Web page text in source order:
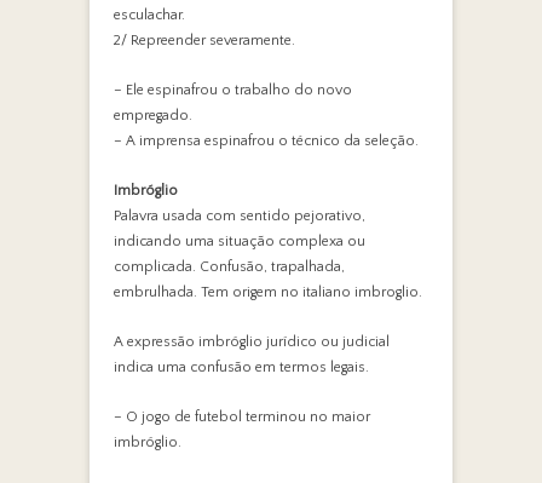
esculachar.
2/ Repreender severamente.
– Ele espinafrou o trabalho do novo
empregado.
– A imprensa espinafrou o técnico da seleção.
Imbróglio
Palavra usada com sentido pejorativo,
indicando uma situação complexa ou
complicada. Confusão, trapalhada,
embrulhada. Tem origem no italiano imbroglio.
A expressão imbróglio jurídico ou judicial
indica uma confusão em termos legais.
– O jogo de futebol terminou no maior
imbróglio.